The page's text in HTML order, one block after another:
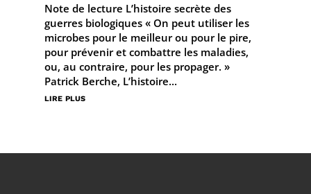
Note de lecture L’histoire secrète des
guerres biologiques « On peut utiliser les
microbes pour le meilleur ou pour le pire,
pour prévenir et combattre les maladies,
ou, au contraire, pour les propager. »
Patrick Berche, L’histoire...
lire plus